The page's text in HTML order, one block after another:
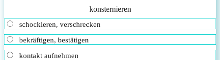
konsternieren
schockieren, verschrecken
bekräftigen, bestätigen
kontakt aufnehmen